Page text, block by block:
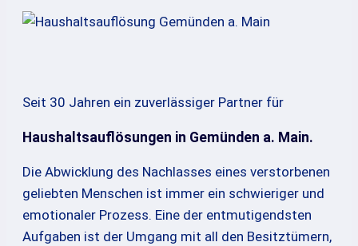
Seit 30 Jahren ein zuverlässiger Partner für
Haushaltsauflösungen in Gemünden a. Main.
Die Abwicklung des Nachlasses eines verstorbenen
geliebten Menschen ist immer ein schwieriger und
emotionaler Prozess. Eine der entmutigendsten
Aufgaben ist der Umgang mit all den Besitztümern,